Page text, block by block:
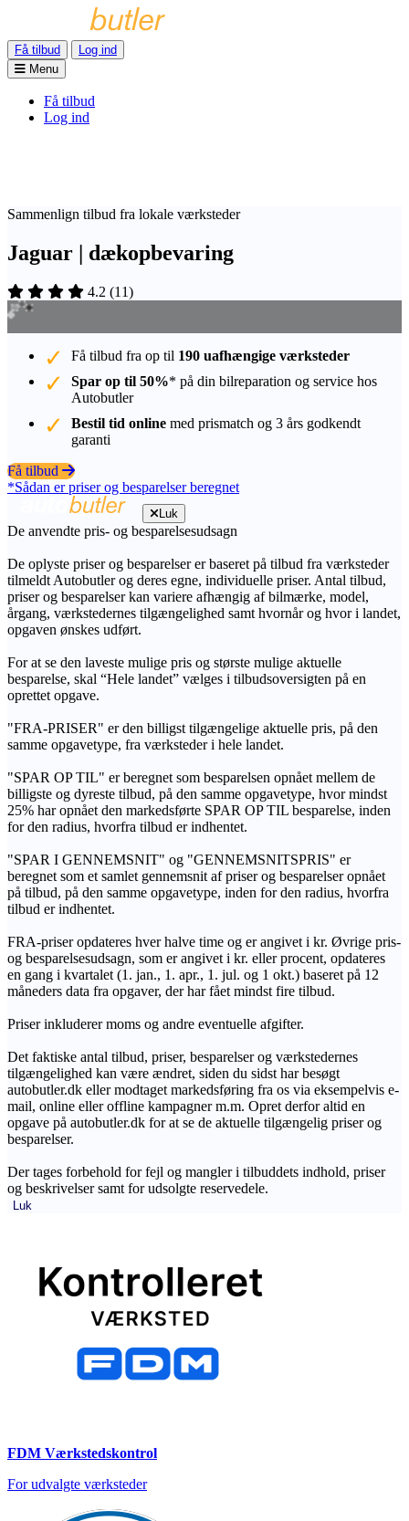
Få tilbud
Log ind
Menu
Få tilbud
Log ind
Sammenlign tilbud fra lokale værksteder
Jaguar | dækopbevaring
4.2 (11)
Få tilbud fra op til 190 uafhængige værksteder
Spar op til 50%* på din bilreparation og service hos
Autobutler
Bestil tid online med prismatch og 3 års godkendt
garanti
Få tilbud
*Sådan er priser og besparelser beregnet
Luk
De anvendte pris- og besparelsesudsagn
De oplyste priser og besparelser er baseret på tilbud fra værksteder
tilmeldt Autobutler og deres egne, individuelle priser. Antal tilbud,
priser og besparelser kan variere afhængig af bilmærke, model,
årgang, værkstedernes tilgængelighed samt hvornår og hvor i landet,
opgaven ønskes udført.
For at se den laveste mulige pris og største mulige aktuelle
besparelse, skal “Hele landet” vælges i tilbudsoversigten på en
oprettet opgave.
"FRA-PRISER" er den billigst tilgængelige aktuelle pris, på den
samme opgavetype, fra værksteder i hele landet.
"SPAR OP TIL" er beregnet som besparelsen opnået mellem de
billigste og dyreste tilbud, på den samme opgavetype, hvor mindst
25% har opnået den markedsførte SPAR OP TIL besparelse, inden
for den radius, hvorfra tilbud er indhentet.
"SPAR I GENNEMSNIT" og "GENNEMSNITSPRIS" er
beregnet som et samlet gennemsnit af priser og besparelser opnået
på tilbud, på den samme opgavetype, inden for den radius, hvorfra
tilbud er indhentet.
FRA-priser opdateres hver halve time og er angivet i kr. Øvrige pris-
og besparelsesudsagn, som er angivet i kr. eller procent, opdateres
en gang i kvartalet (1. jan., 1. apr., 1. jul. og 1 okt.) baseret på 12
måneders data fra opgaver, der har fået mindst fire tilbud.
Priser inkluderer moms og andre eventuelle afgifter.
Det faktiske antal tilbud, priser, besparelser og værkstedernes
tilgængelighed kan være ændret, siden du sidst har besøgt
autobutler.dk eller modtaget markedsføring fra os via eksempelvis e-
mail, online eller offline kampagner m.m. Opret derfor altid en
opgave på autobutler.dk for at se de aktuelle tilgængelig priser og
besparelser.
Der tages forbehold for fejl og mangler i tilbuddets indhold, priser
og beskrivelser samt for udsolgte reservedele.
Luk
FDM Værkstedskontrol
For udvalgte værksteder